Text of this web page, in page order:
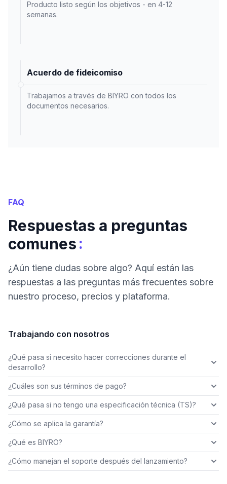
Producto listo según los objetivos - en 4-12
semanas.
Acuerdo de fideicomiso
Trabajamos a través de BIYRO con todos los
documentos necesarios.
FAQ
Respuestas a preguntas
comunes:
¿Aún tiene dudas sobre algo? Aquí están las
respuestas a las preguntas más frecuentes sobre
nuestro proceso, precios y plataforma.
Trabajando con nosotros
¿Qué pasa si necesito hacer correcciones durante el
desarrollo?
¿Cuáles son sus términos de pago?
¿Qué pasa si no tengo una especificación técnica (TS)?
¿Cómo se aplica la garantía?
¿Qué es BIYRO?
¿Cómo manejan el soporte después del lanzamiento?